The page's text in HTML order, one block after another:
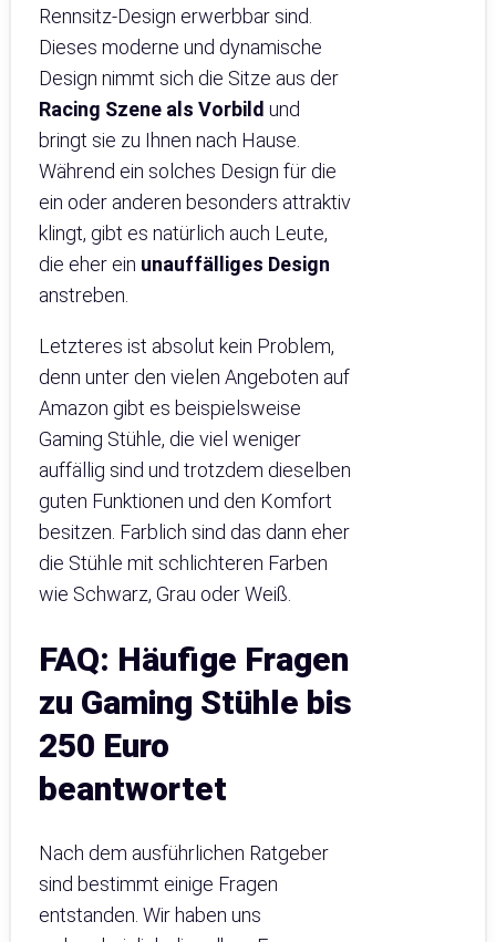
Rennsitz-Design erwerbbar sind.
Dieses moderne und dynamische
Design nimmt sich die Sitze aus der
Racing Szene als Vorbild und
bringt sie zu Ihnen nach Hause.
Während ein solches Design für die
ein oder anderen besonders attraktiv
klingt, gibt es natürlich auch Leute,
die eher ein unauffälliges Design
anstreben.
Letzteres ist absolut kein Problem,
denn unter den vielen Angeboten auf
Amazon gibt es beispielsweise
Gaming Stühle, die viel weniger
auffällig sind und trotzdem dieselben
guten Funktionen und den Komfort
besitzen. Farblich sind das dann eher
die Stühle mit schlichteren Farben
wie Schwarz, Grau oder Weiß.
FAQ: Häufige Fragen
zu Gaming Stühle bis
250 Euro
beantwortet
Nach dem ausführlichen Ratgeber
sind bestimmt einige Fragen
entstanden. Wir haben uns